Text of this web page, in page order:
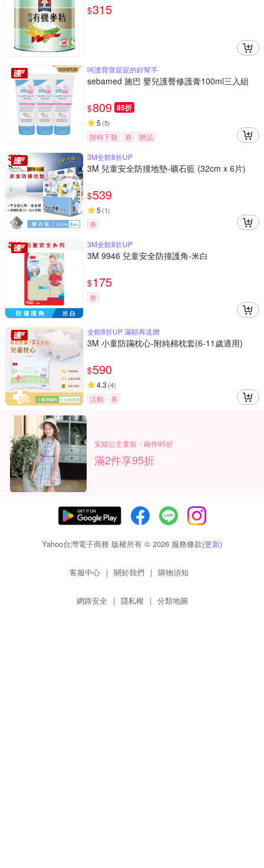
$315
呵護寶寶屁屁的好幫手
sebamed 施巴 嬰兒護臀修護膏100ml三入組
$809 85折
5 (5)
限時下殺 券
贈品
3M全館8折UP
3M 兒童安全防撞地墊-礦石藍 (32cm x 6片)
$539
5 (1)
券
3M全館8折UP
3M 9946 兒童安全防撞護角-米白
$175
券
全館8折UP 滿額再送贈
3M 小童防蹣枕心-附純棉枕套(6-11歲適用)
$590
4.3 (4)
活動 券
安妮公主童裝・兩件95折
滿2件享95折
Yahoo台灣電子商務 版權所有 © 2026 服務條款(更新)
客服中心 | 關於我們 | 購物須知
網路安全 | 隱私權 | 分類地圖